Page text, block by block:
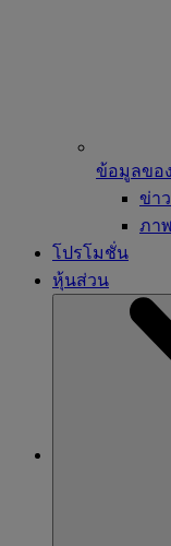
ข้อมูลขอ
ข่า
ภา
โปรโมชั่น
หุ้นส่วน